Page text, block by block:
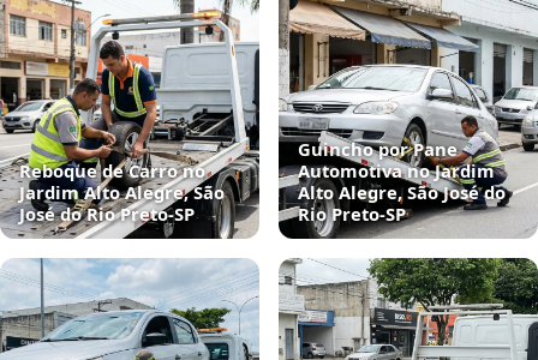
Reboque de Carro no
Jardim Alto Alegre, São
José do Rio Preto‑SP
Guincho por Pane
Automotiva no Jardim
Alto Alegre, São José do
Rio Preto‑SP